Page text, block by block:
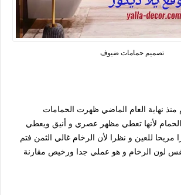
تصميم حمامات ضيوف
نهاية العام الماضي ظهرت الحمامات
لأنها تعطي مظهر عصري و أنيق ويعطي
للعين و نظرا لأن الرخام غالي الثمن فتم
لون الرخام و هو عملي جدا ورخيص مقارنة